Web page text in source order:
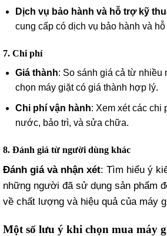
Dịch vụ bảo hành và hỗ trợ kỹ
cung cấp có dịch vụ bảo hành và
7. Chi phí
Giá thành: So sánh giá cả từ nhiều
chọn máy giặt có giá thành hợp lý.
Chi phí vận hành: Xem xét các chi
nước, bảo trì, và sửa chữa.
8. Đánh giá từ người dùng khác
Đánh giá và nhận xét: Tìm hiểu ý
những người đã sử dụng sản phẩm
về chất lượng và hiệu quả của máy
Một số lưu ý khi chọn mua máy